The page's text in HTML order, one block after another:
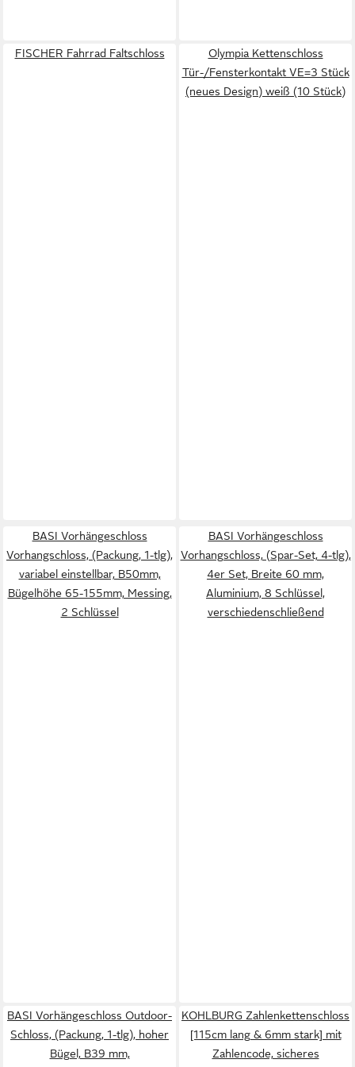
FISCHER Fahrrad Faltschloss
Olympia Kettenschloss
Tür-/Fensterkontakt VE=3 Stück
(neues Design) weiß (10 Stück)
BASI Vorhängeschloss
Vorhangschloss, (Packung, 1-tlg),
variabel einstellbar, B50mm,
Bügelhöhe 65-155mm, Messing,
2 Schlüssel
BASI Vorhängeschloss
Vorhangschloss, (Spar-Set, 4-tlg),
4er Set, Breite 60 mm,
Aluminium, 8 Schlüssel,
verschiedenschließend
BASI Vorhängeschloss Outdoor-
Schloss, (Packung, 1-tlg), hoher
Bügel, B39 mm,
KOHLBURG Zahlenkettenschloss
[115cm lang & 6mm stark] mit
Zahlencode, sicheres